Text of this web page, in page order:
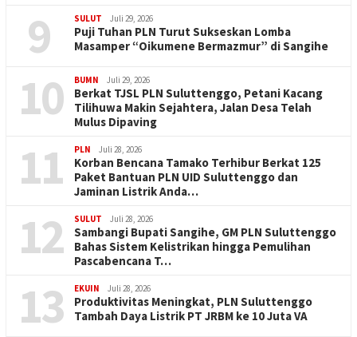
9 SULUT Juli 29, 2026
Puji Tuhan PLN Turut Sukseskan Lomba
Masamper “Oikumene Bermazmur” di Sangihe
10 BUMN Juli 29, 2026
Berkat TJSL PLN Suluttenggo, Petani Kacang
Tilihuwa Makin Sejahtera, Jalan Desa Telah
Mulus Dipaving
11 PLN Juli 28, 2026
Korban Bencana Tamako Terhibur Berkat 125
Paket Bantuan PLN UID Suluttenggo dan
Jaminan Listrik Anda…
12 SULUT Juli 28, 2026
Sambangi Bupati Sangihe, GM PLN Suluttenggo
Bahas Sistem Kelistrikan hingga Pemulihan
Pascabencana T…
13 EKUIN Juli 28, 2026
Produktivitas Meningkat, PLN Suluttenggo
Tambah Daya Listrik PT JRBM ke 10 Juta VA